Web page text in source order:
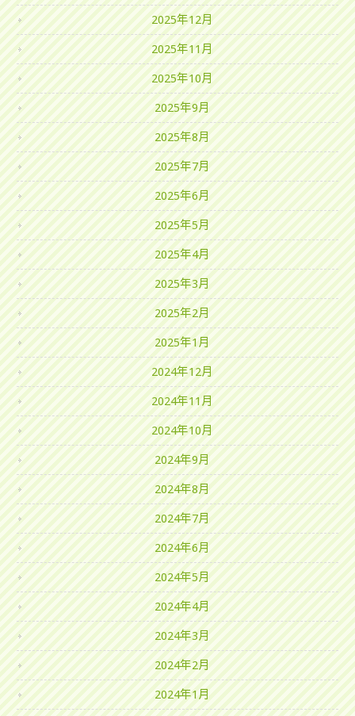
2025年12月
2025年11月
2025年10月
2025年9月
2025年8月
2025年7月
2025年6月
2025年5月
2025年4月
2025年3月
2025年2月
2025年1月
2024年12月
2024年11月
2024年10月
2024年9月
2024年8月
2024年7月
2024年6月
2024年5月
2024年4月
2024年3月
2024年2月
2024年1月